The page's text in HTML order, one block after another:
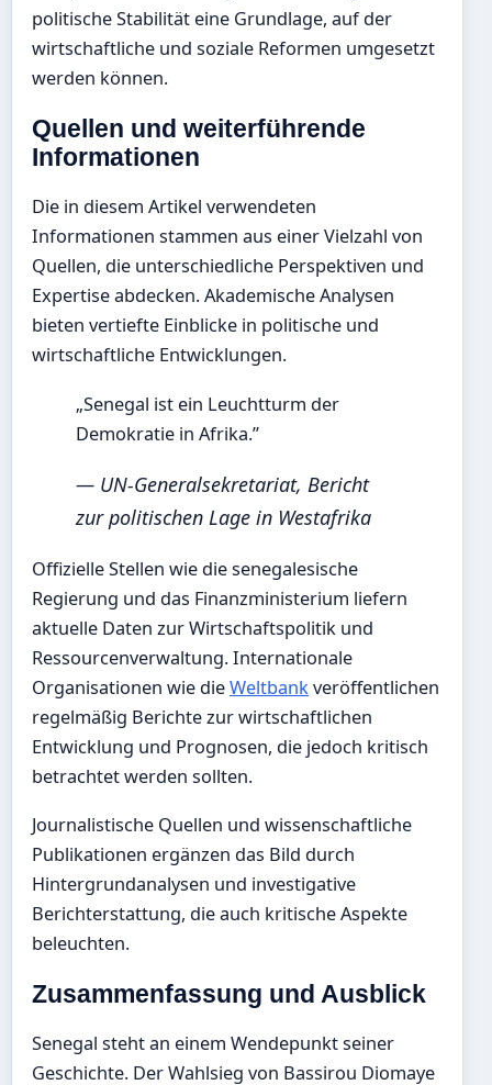
politische Stabilität eine Grundlage, auf der
wirtschaftliche und soziale Reformen umgesetzt
werden können.
Quellen und weiterführende
Informationen
Die in diesem Artikel verwendeten
Informationen stammen aus einer Vielzahl von
Quellen, die unterschiedliche Perspektiven und
Expertise abdecken. Akademische Analysen
bieten vertiefte Einblicke in politische und
wirtschaftliche Entwicklungen.
„Senegal ist ein Leuchtturm der
Demokratie in Afrika.”
— UN-Generalsekretariat, Bericht
zur politischen Lage in Westafrika
Offizielle Stellen wie die senegalesische
Regierung und das Finanzministerium liefern
aktuelle Daten zur Wirtschaftspolitik und
Ressourcenverwaltung. Internationale
Organisationen wie dieWeltbankveröffentlichen
regelmäßig Berichte zur wirtschaftlichen
Entwicklung und Prognosen, die jedoch kritisch
betrachtet werden sollten.
Journalistische Quellen und wissenschaftliche
Publikationen ergänzen das Bild durch
Hintergrundanalysen und investigative
Berichterstattung, die auch kritische Aspekte
beleuchten.
Zusammenfassung und Ausblick
Senegal steht an einem Wendepunkt seiner
Geschichte. Der Wahlsieg von Bassirou Diomaye